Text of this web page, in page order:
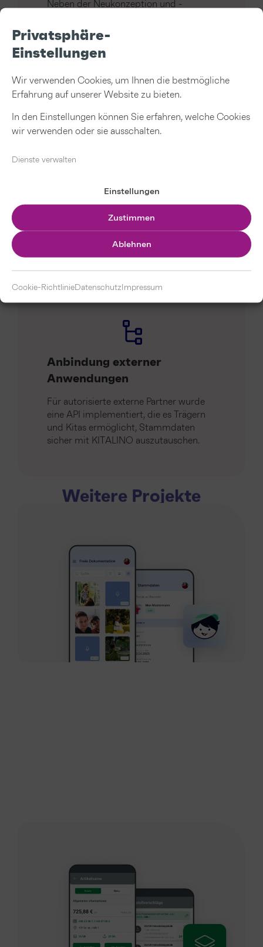
Privatsphäre-
Einstellungen
Wir verwenden Cookies, um Ihnen die bestmögliche
Erfahrung auf unserer Website zu bieten.
In den Einstellungen können Sie erfahren, welche Cookies
wir verwenden oder sie ausschalten.
Dienste verwalten
Zustimmen
Ablehnen
Einstellungen
Cookie-RichtlinieDatenschutz Impressum
Neben der Neukonzeption und -
Apps wurde auch der nahtlose
Migrationsprozess des Altsystems für
Bestandskunden begleitet.
Interdisziplinarität
Die Planung und Umsetzung erfolgte in
Zusammenarbeit zwischen Pädagogik,
Backend-Entwicklung sowie
Anbindung externer
Anwendungen
Für autorisierte externe Partner wurde
eine API implementiert, die es Trägern
und Kitas ermöglicht, Stammdaten
sicher mit KITALINO auszutauschen.
Weitere Projekte